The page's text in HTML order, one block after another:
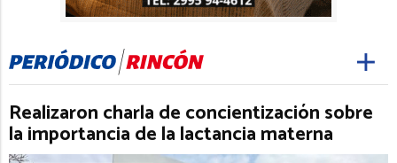
Realizaron charla de concientización sobre
la importancia de la lactancia materna